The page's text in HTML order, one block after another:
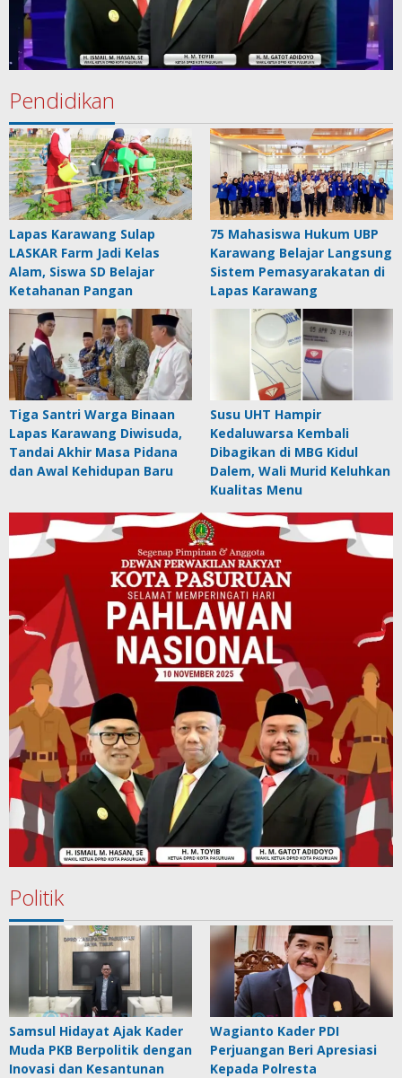
Pendidikan
Lapas Karawang Sulap
LASKAR Farm Jadi Kelas
Alam, Siswa SD Belajar
Ketahanan Pangan
75 Mahasiswa Hukum UBP
Karawang Belajar Langsung
Sistem Pemasyarakatan di
Lapas Karawang
Tiga Santri Warga Binaan
Lapas Karawang Diwisuda,
Tandai Akhir Masa Pidana
dan Awal Kehidupan Baru
Susu UHT Hampir
Kedaluwarsa Kembali
Dibagikan di MBG Kidul
Dalem, Wali Murid Keluhkan
Kualitas Menu
Politik
Samsul Hidayat Ajak Kader
Muda PKB Berpolitik dengan
Inovasi dan Kesantunan
Wagianto Kader PDI
Perjuangan Beri Apresiasi
Kepada Polresta